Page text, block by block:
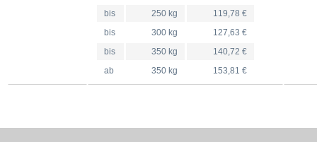
bis
250 kg
119,78 €
bis
300 kg
127,63 €
bis
350 kg
140,72 €
ab
350 kg 153,81 €